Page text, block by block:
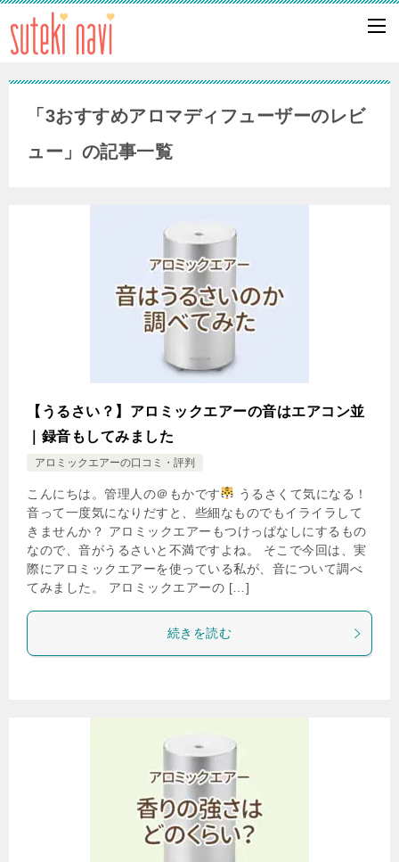
「3おすすめアロマディフューザーのレビ
ュー」の記事一覧
【うるさい？】アロミックエアーの音はエアコン並
｜録音もしてみました
アロミックエアーの口コミ・評判
こんにちは。管理人の＠もかです
うるさくて気になる！
音って一度気になりだすと、些細なものでもイライラして
きませんか？ アロミックエアーもつけっぱなしにするもの
なので、音がうるさいと不満ですよね。 そこで今回は、実
際にアロミックエアーを使っている私が、音について調べ
てみました。 アロミックエアーの […]
続きを読む